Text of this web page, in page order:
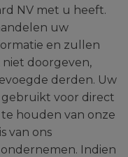
NV met u heeft.
uw
en zullen
doorgeven,
derden. Uw
voor direct
houden van onze
van ons
Indien